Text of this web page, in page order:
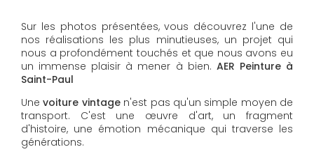
Sur les photos présentées, vous découvrez l'une de
nos réalisations les plus minutieuses, un projet qui
nous a profondément touchés et que nous avons eu
un immense plaisir à mener à bien. AER Peinture à
Saint-Paul
Unevoiture vintagen'est pas qu'un simple moyen de
transport. C'est une œuvre d'art, un fragment
d'histoire, une émotion mécanique qui traverse les
générations.